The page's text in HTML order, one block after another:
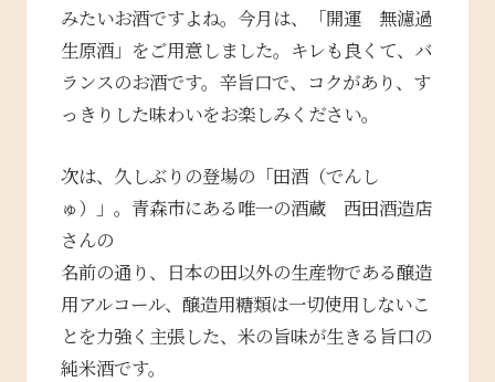
みたいお酒ですよね。今月は、「開運 無濾過
生原酒」をご用意しました。キレも良くて、バ
ランスのお酒です。辛旨口で、コクがあり、す
っきりした味わいをお楽しみください。
次は、久しぶりの登場の「田酒（でんし
ゅ）」。青森市にある唯一の酒蔵 西田酒造店
さんの
名前の通り、日本の田以外の生産物である醸造
用アルコール、醸造用糖類は一切使用しないこ
とを力強く主張した、米の旨味が生きる旨口の
純米酒です。